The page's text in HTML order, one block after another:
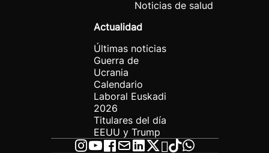
Noticias de salud
Actualidad
Últimas noticias
Guerra de
Ucrania
Calendario
Laboral Euskadi
2026
Titulares del día
EEUU y Trump